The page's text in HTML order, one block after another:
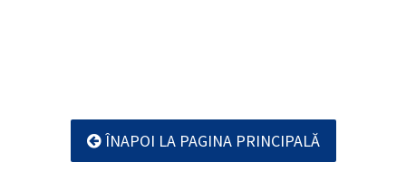
ÎNAPOI LA PAGINA PRINCIPALĂ